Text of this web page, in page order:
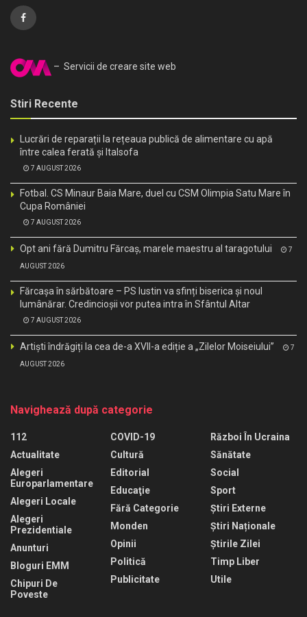
– Servicii de creare site web
Stiri Recente
Lucrări de reparații la rețeaua publică de alimentare cu apă
între calea ferată și Italsofa
7 AUGUST 2026
Fotbal. CS Minaur Baia Mare, duel cu CSM Olimpia Satu Mare în
Cupa României
7 AUGUST 2026
Opt ani fără Dumitru Fărcaș, marele maestru al taragotului 7
AUGUST 2026
Fărcașa în sărbătoare – PS Iustin va sfinți biserica și noul
lumânărar. Credincioșii vor putea intra în Sfântul Altar
7 AUGUST 2026
Artiști îndrăgiți la cea de-a XVII-a ediție a „Zilelor Moiseiului” 7
AUGUST 2026
Navighează după categorie
112
Actualitate
Alegeri
Europarlamentare
Alegeri Locale
Alegeri
Prezidentiale
Anunturi
Bloguri EMM
Chipuri De
Poveste
COVID-19
Cultură
Editorial
Educaţie
Fără Categorie
Monden
Opinii
Politică
Publicitate
Război În Ucraina
Sănătate
Social
Sport
Știri Externe
Știri Naționale
Știrile Zilei
Timp Liber
Utile